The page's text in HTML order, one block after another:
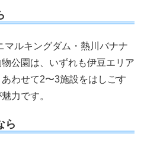
ルキングダム・熱川バナナ
公園は、いずれも伊豆エリア
わせて2〜3施設をはしごす
力です。
ら